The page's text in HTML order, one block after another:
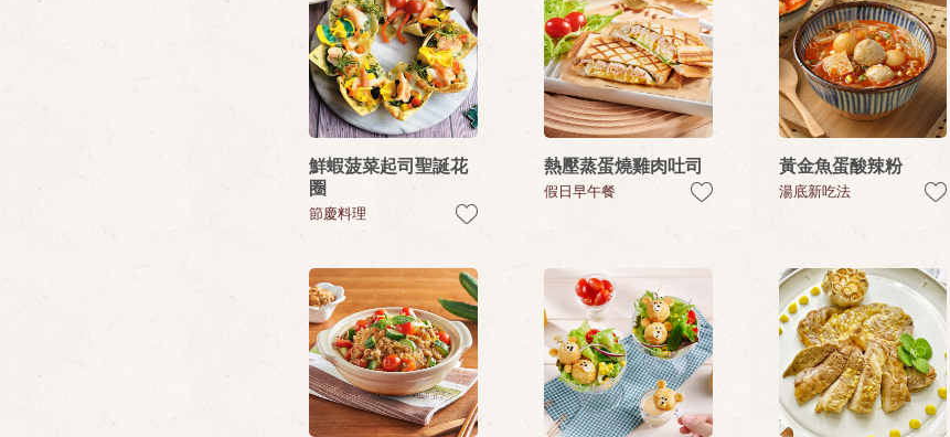
鮮蝦菠菜起司聖誕花
圈
節慶料理
熱壓蒸蛋燒雞肉吐司
假日早午餐
黃金魚蛋酸辣粉
湯底新吃法